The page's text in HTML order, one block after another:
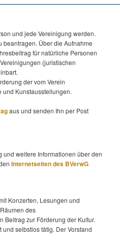
und jede Vereinigung werden.
beantragen. Über die Aufnahme
für natürliche Personen
(juristischen
der vom Verein
und Kunstausstellungen.
aus und senden Ihn per Post
und weitere Informationen über den
Internetseiten des BVerwG
Konzerten, Lesungen und
des
Beitrag zur Förderung der Kultur.
selbstlos tätig. Der Vorstand